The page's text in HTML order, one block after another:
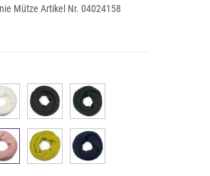
Mütze Artikel Nr. 04024158